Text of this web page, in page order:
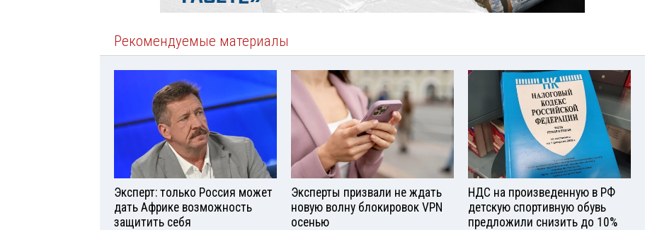
Рекомендуемые материалы
Эксперт: только Россия может
дать Африке возможность
защитить себя
Эксперты призвали не ждать
новую волну блокировок VPN
осенью
НДС на произведенную в РФ
детскую спортивную обувь
предложили снизить до 10%